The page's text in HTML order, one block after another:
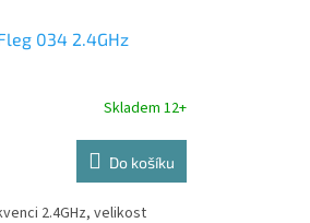
034 2.4GHz
Skladem 12+
Do košíku
2.4GHz, velikost